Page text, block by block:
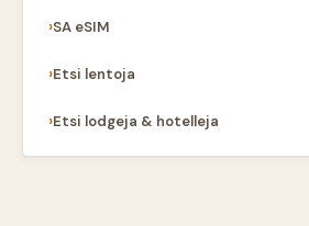
SA eSIM
Etsi lentoja
Etsi lodgeja & hotelleja